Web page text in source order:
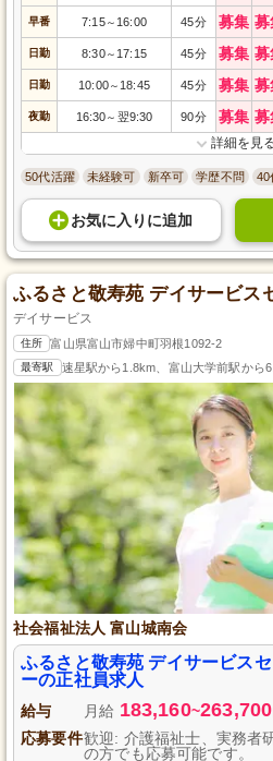
早番 7:15～ 16:00 45分 募集 募
日勤 8:30～ 17:15 45分 募集 募
日勤 10:00～ 18:45 45分 募集 募
夜勤 16:30～ 翌9:30 90分 募集 募
詳細を見
50代活躍 未経験可 新卒可 学歴不問 40
お気に入り に追加
ふるさと敬寿苑 デイサービス
デイサービス
住所 富山県富山市婦中町羽根1092-2
最寄駅 速星駅から1.8km、富山大学前駅から
社会福祉法人 富山城南会
ふるさと敬寿苑 デイサービス
ーの正社員求人
給与 月給 183,160~263,700
応募要件歓迎: 介護福祉士、実務者
の方でも応募可能です。